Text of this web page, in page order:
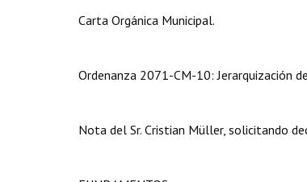
Carta Orgánica Municipal.
Ordenanza 2071-CM-10: Jerarquización
Nota del Sr. Cristian Müller, solicitando